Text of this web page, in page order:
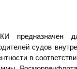
предназначен
судов
в